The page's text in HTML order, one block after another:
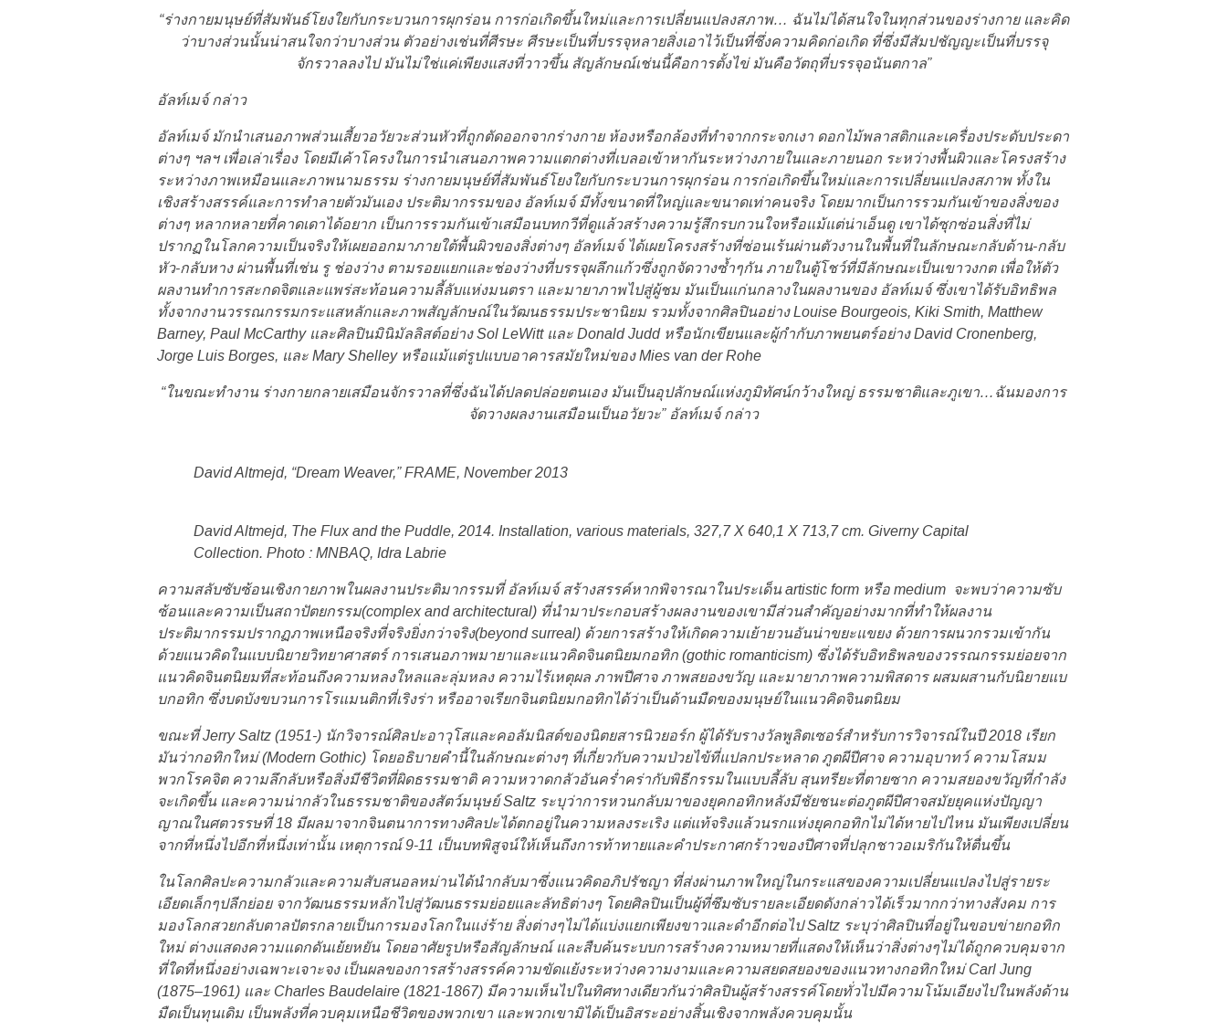
“ร่างกายมนุษย์ที่สัมพันธ์โยงใยกับกระบวนการผุกร่อน การก่อเกิดขึ้นใหม่และการเปลี่ยนแปลงสภาพ… ฉันไม่ได้สนใจในทุกส่วนของร่างกาย และคิด
ว่าบางส่วนนั้นน่าสนใจกว่าบางส่วน ตัวอย่างเช่นที่ศีรษะ ศีรษะเป็นที่บรรจุหลายสิ่งเอาไว้เป็นที่ซึ่งความคิดก่อเกิด ที่ซึ่งมีสัมปชัญญะเป็นที่บรรจุ
จักรวาลลงไป มันไม่ใช่แค่เพียงแสงที่วาวขึ้น สัญลักษณ์เช่นนี้คือการตั้งไข่ มันคือวัตถุที่บรรจุอนันตกาล”
อัลท์เมจ์ กล่าว
อัลท์เมจ์ มักนำเสนอภาพส่วนเสี้ยวอวัยวะส่วนหัวที่ถูกตัดออกจากร่างกาย ห้องหรือกล้องที่ทำจากกระจกเงา ดอกไม้พลาสติกและเครื่องประดับประดา
ต่างๆ ฯลฯ เพื่อเล่าเรื่อง โดยมีเค้าโครงในการนำเสนอภาพความแตกต่างที่เบลอเข้าหากันระหว่างภายในและภายนอก ระหว่างพื้นผิวและโครงสร้าง
ระหว่างภาพเหมือนและภาพนามธรรม ร่างกายมนุษย์ที่สัมพันธ์โยงใยกับกระบวนการผุกร่อน การก่อเกิดขึ้นใหม่และการเปลี่ยนแปลงสภาพ ทั้งใน
เชิงสร้างสรรค์และการทำลายตัวมันเอง ประติมากรรมของ อัลท์เมจ์ มีทั้งขนาดที่ใหญ่และขนาดเท่าคนจริง โดยมากเป็นการรวมกันเข้าของสิ่งของ
ต่างๆ หลากหลายที่คาดเดาได้อยาก เป็นการรวมกันเข้าเสมือนบทกวีที่ดูแล้วสร้างความรู้สึกรบกวนใจหรือแม้แต่น่าเอ็นดู เขาได้ซุกซ่อนสิ่งที่ไม่
ปรากฏในโลกความเป็นจริงให้เผยออกมาภายใต้พื้นผิวของสิ่งต่างๆ อัลท์เมจ์ ได้เผยโครงสร้างที่ซ่อนเร้นผ่านตัวงานในพื้นที่ในลักษณะกลับด้าน-กลับ
หัว-กลับหาง ผ่านพื้นที่เช่น รู ช่องว่าง ตามรอยแยกและช่องว่างที่บรรจุผลึกแก้วซึ่งถูกจัดวางซ้ำๆกัน ภายในตู้โชว์ที่มีลักษณะเป็นเขาวงกต เพื่อให้ตัว
ผลงานทำการสะกดจิตและแพร่สะท้อนความลี้ลับแห่งมนตรา และมายาภาพไปสู่ผู้ชม มันเป็นแก่นกลางในผลงานของ อัลท์เมจ์ ซึ่งเขาได้รับอิทธิพล
ทั้งจากงานวรรณกรรมกระแสหลักและภาพสัญลักษณ์ในวัฒนธรรมประชานิยม รวมทั้งจากศิลปินอย่าง Louise Bourgeois, Kiki Smith, Matthew
Barney, Paul McCarthy และศิลปินมินิมัลลิสต์อย่าง Sol LeWitt และ Donald Judd หรือนักเขียนและผู้กำกับภาพยนตร์อย่าง David Cronenberg,
Jorge Luis Borges, และ Mary Shelley หรือแม้แต่รูปแบบอาคารสมัยใหม่ของ Mies van der Rohe
“ในขณะทำงาน ร่างกายกลายเสมือนจักรวาลที่ซึ่งฉันได้ปลดปล่อยตนเอง มันเป็นอุปลักษณ์แห่งภูมิทัศน์กว้างใหญ่ ธรรมชาติและภูเขา…ฉันมองการ
จัดวางผลงานเสมือนเป็นอวัยวะ” อัลท์เมจ์ กล่าว
David Altmejd, “Dream Weaver,”FRAME, November 2013
David Altmejd, The Flux and the Puddle, 2014. Installation, various materials, 327,7 X 640,1 X 713,7 cm. Giverny Capital
Collection. Photo : MNBAQ, Idra Labrie
ความสลับซับซ้อนเชิงกายภาพในผลงานประติมากรรมที่ อัลท์เมจ์ สร้างสรรค์หากพิจารณาในประเด็น artistic form หรือ medium จะพบว่าความซับ
ซ้อนและความเป็นสถาปัตยกรรม(complex and architectural) ที่นำมาประกอบสร้างผลงานของเขามีส่วนสำคัญอย่างมากที่ทำให้ผลงาน
ประติมากรรมปรากฏภาพเหนือจริงที่จริงยิ่งกว่าจริง(beyond surreal) ด้วยการสร้างให้เกิดความเย้ายวนอันน่าขยะแขยง ด้วยการผนวกรวมเข้ากัน
ด้วยแนวคิดในแบบนิยายวิทยาศาสตร์ การเสนอภาพมายาและแนวคิดจินตนิยมกอทิก (gothic romanticism) ซึ่งได้รับอิทธิพลของวรรณกรรมย่อยจาก
แนวคิดจินตนิยมที่สะท้อนถึงความหลงใหลและลุ่มหลง ความไร้เหตุผล ภาพปีศาจ ภาพสยองขวัญ และมายาภาพความพิสดาร ผสมผสานกับนิยายแบ
บกอทิก ซึ่งบดบังขบวนการโรแมนติกที่เริงร่า หรืออาจเรียกจินตนิยมกอทิกได้ว่าเป็นด้านมืดของมนุษย์ในแนวคิดจินตนิยม
ขณะที่ Jerry Saltz (1951-) นักวิจารณ์ศิลปะอาวุโสและคอลัมนิสต์ของนิตยสารนิวยอร์ก ผู้ได้รับรางวัลพูลิตเซอร์สำหรับการวิจารณ์ในปี 2018 เรียก
มันว่ากอทิกใหม่ (Modern Gothic) โดยอธิบายคำนี้ในลักษณะต่างๆ ที่เกี่ยวกับความป่วยไข้ที่แปลกประหลาด ภูตผีปีศาจ ความอุบาทว์ ความโสมม
พวกโรคจิต ความลึกลับหรือสิ่งมีชีวิตที่ผิดธรรมชาติ ความหวาดกลัวอันคร่ำคร่ากับพิธีกรรมในแบบลี้ลับ สุนทรียะที่ตายซาก ความสยองขวัญที่กำลัง
จะเกิดขึ้น และความน่ากลัวในธรรมชาติของสัตว์มนุษย์ Saltz ระบุว่าการหวนกลับมาของยุคกอทิกหลังมีชัยชนะต่อภูตผีปีศาจสมัยยุคแห่งปัญญา
ญาณในศตวรรษที่ 18 มีผลมาจากจินตนาการทางศิลปะได้ตกอยู่ในความหลงระเริง แต่แท้จริงแล้วนรกแห่งยุคกอทิกไม่ได้หายไปไหน มันเพียงเปลี่ยน
จากที่หนึ่งไปอีกที่หนึ่งเท่านั้น เหตุการณ์ 9-11 เป็นบทพิสูจน์ให้เห็นถึงการท้าทายและคำประกาศกร้าวของปีศาจที่ปลุกชาวอเมริกันให้ตื่นขึ้น
ในโลกศิลปะความกลัวและความสับสนอลหม่านได้นำกลับมาซึ่งแนวคิดอภิปรัชญา ที่ส่งผ่านภาพใหญ่ในกระแสของความเปลี่ยนแปลงไปสู่รายระ
เอียดเล็กๆปลีกย่อย จากวัฒนธรรมหลักไปสู่วัฒนธรรมย่อยและลัทธิต่างๆ โดยศิลปินเป็นผู้ที่ซึมซับรายละเอียดดังกล่าวได้เร็วมากกว่าทางสังคม การ
มองโลกสวยกลับตาลปัตรกลายเป็นการมองโลกในแง่ร้าย สิ่งต่างๆไม่ได้แบ่งแยกเพียงขาวและดำอีกต่อไป Saltz ระบุว่าศิลปินที่อยู่ในขอบข่ายกอทิก
ใหม่ ต่างแสดงความแดกดันเย้ยหยัน โดยอาศัยรูปหรือสัญลักษณ์ และสืบค้นระบบการสร้างความหมายที่แสดงให้เห็นว่าสิ่งต่างๆไม่ได้ถูกควบคุมจาก
ที่ใดที่หนึ่งอย่างเฉพาะเจาะจง เป็นผลของการสร้างสรรค์ความขัดแย้งระหว่างความงามและความสยดสยองของแนวทางกอทิกใหม่ Carl Jung
(1875–1961) และ Charles Baudelaire (1821-1867) มีความเห็นไปในทิศทางเดียวกันว่าศิลปินผู้สร้างสรรค์โดยทั่วไปมีความโน้มเอียงไปในพลังด้าน
มืดเป็นทุนเดิม เป็นพลังที่ควบคุมเหนือชีวิตของพวกเขา และพวกเขามิได้เป็นอิสระอย่างสิ้นเชิงจากพลังควบคุมนั้น